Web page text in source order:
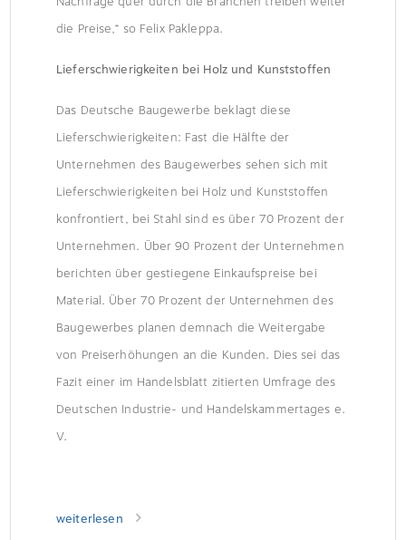
die Preise,“ so Felix Pakleppa.
Lieferschwierigkeiten bei Holz und Kunststoffen
Das Deutsche Baugewerbe beklagt diese
Lieferschwierigkeiten: Fast die Hälfte der
Unternehmen des Baugewerbes sehen sich mit
Lieferschwierigkeiten bei Holz und Kunststoffen
konfrontiert, bei Stahl sind es über 70 Prozent der
Unternehmen. Über 90 Prozent der Unternehmen
berichten über gestiegene Einkaufspreise bei
Material. Über 70 Prozent der Unternehmen des
Baugewerbes planen demnach die Weitergabe
von Preiserhöhungen an die Kunden. Dies sei das
Fazit einer im Handelsblatt zitierten Umfrage des
Deutschen Industrie- und Handelskammertages e.
V.
weiterlesen